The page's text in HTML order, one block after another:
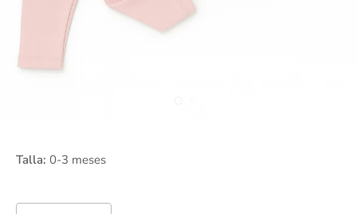
Talla: 0-3 meses